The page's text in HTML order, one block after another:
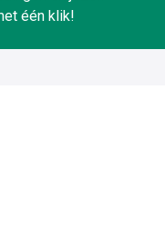
één klik!